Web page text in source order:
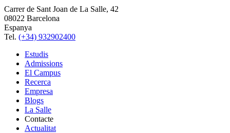
Carrer de Sant Joan de La Salle, 42
08022 Barcelona
Espanya
Tel. (+34) 932902400
Estudis
Admissions
El Campus
Recerca
Empresa
Blogs
La Salle
Contacte
Actualitat